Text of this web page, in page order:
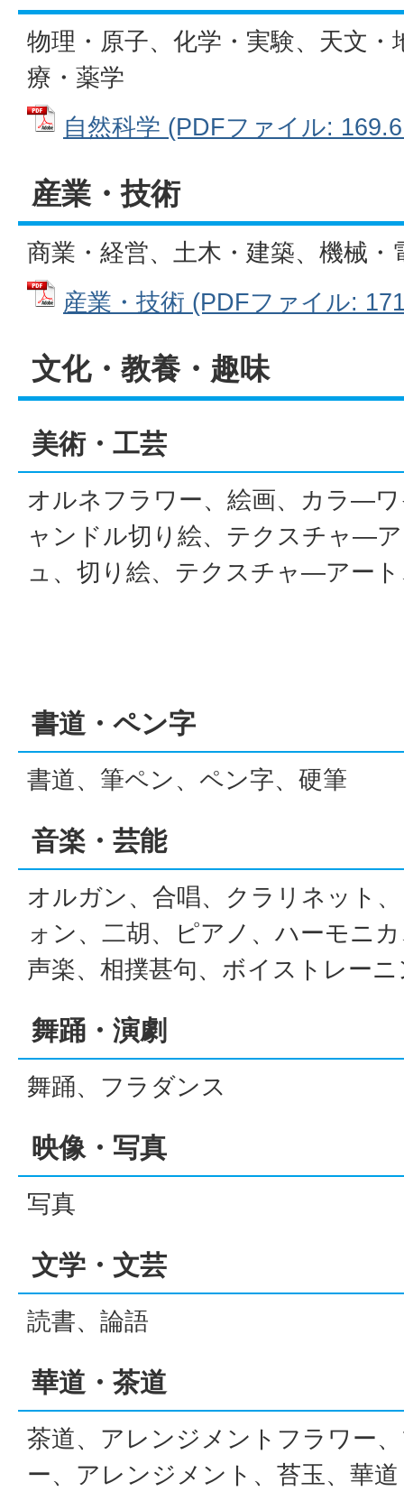
物理・原子、化学・実験、天文・
療・薬学
自然科学 (PDFファイル:
産業・技術
商業・経営、土木・建築、機械
産業・技術 (PDFファイル:
文化・教養・趣味
美術・工芸
オルネフラワー、絵画、カラ―
ャンドル切り絵、テクスチャ―
ュ、切り絵、テクスチャ―アー
書道・ペン字
書道、筆ペン、ペン字、硬筆
音楽・芸能
オルガン、合唱、クラリネット
ォン、二胡、ピアノ、ハーモニ
声楽、相撲甚句、ボイストレー
舞踊・演劇
舞踊、フラダンス
映像・写真
写真
文学・文芸
読書、論語
華道・茶道
茶道、アレンジメントフラワー
ー、アレンジメント、苔玉、華道